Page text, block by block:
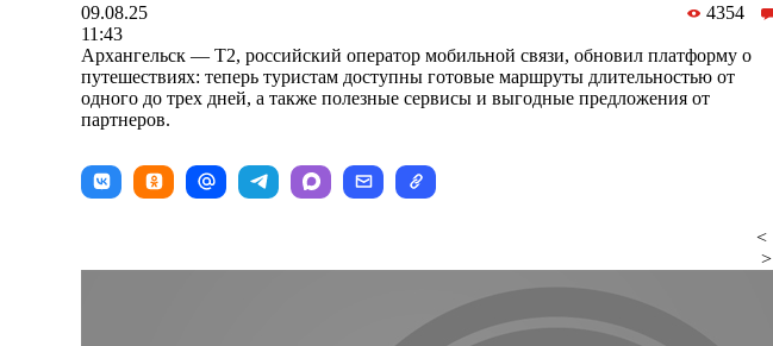
09.08.25
11:43
4354
Архангельск — T2, российский оператор мобильной связи, обновил платформу о
путешествиях: теперь туристам доступны готовые маршруты длительностью от
одного до трех дней, а также полезные сервисы и выгодные предложения от
партнеров.
<
>